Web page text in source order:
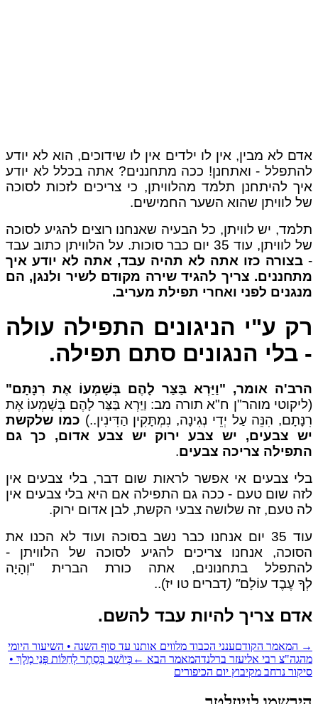
לא מבין, אין לו ילדים אין לו שידוכים, הוא לא יודע
- ואתחנן! ככה מתחננים? אתה בכלל לא יודע
להיתחנן תלמד מהלוויתן, כי צריכים לזכות לסוכה
לוויתן שהוא השער החמישים.
יש לוויתן, כל הבעיה שאנחנו רוצים להגיע לסוכה
של לוויתן, עוד 35 יום כבר סוכות. על הלוויתן כתוב עבד
בצורה כזו אתה לא תהיה עבד, אתה לא יודע איך
צריך להגיד שירה מקודםלשיר ולנגן, הם
לפני ואחרי תפילת מעריב.
ע"י הניגונים התפילה עולה
בלי הנגונים סתם תפילה.
אומר, "וַיַּרְא בַּצַּר לָהֶם בְּשָׁמְעוֹ אֶת רִנָּתָם"
מוהר"ן ח"א תורה מב: וַיַּרְא בַּצַּר לָהֶם בְּשָׁמְעוֹ אֶת
הִנֵּה עַל יְדֵי נְגִינָה, נִמְתָּקִין הַדִּינִין..)כמו שלקשת
צבעים, יש צבע ירוק יש צבע אדום, כך גם
צריכה צבעים.
צבעים אי אפשר לראות שום דבר, בלי צבעים אין
שום טעם - ככה גם התפילה אם היא בלי צבעים אין
טעם, זה שלושה צבעי הקשת, לבן אדום ירוק.
עוד 35 יום אנחנו כבר נשב בסוכה ועוד לא הכנו את
אנחנו צריכים להגיע לסוכה של הלוויתן -
בתחנונים, אתה כורת הברית "וְהָיָה
עֶבֶד עוֹלָם" (דברים טו יז)..
צריך להיות עבד להשם.
המאמר הקודםענני הכבוד מלווים אותנו עד סוף השנה • השיעור היומי
רבי אליעזר ברלנדהמאמר הבא ← כְּיוֹשֵׁב בְּסֵתֶר לְחַלּוֹת פְּנֵי מֶלֶךְ •
נרחב מקיבוץ יום הכיפורים